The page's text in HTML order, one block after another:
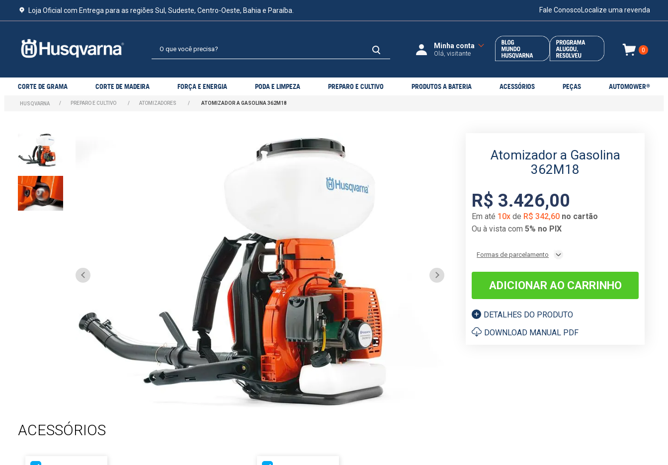
Loja Oficial com Entrega para as regiões Sul, Sudeste, Centro-Oeste, Bahia e Paraíba. Fale ConoscoLocalize uma revenda
Olá, visitante 0
CORTE DE GRAMA CORTE DE MADEIRA FORÇA E ENERGIA PODA E LIMPEZA PREPARO E CULTIVO PRODUTOS A BATERIA ACESSÓRIOS PEÇAS AUTOMOWER®
PREPARO E CULTIVO ATOMIZADORES ATOMIZADOR A GASOLINA 362M18
Atomizador a Gasolina
362M18
R$ 3.426,00
Em até 10x de R$ 342,60 no cartão
Ou à vista com5% no PIX
Formas de parcelamento
ADICIONAR AO CARRINHO
DETALHES DO PRODUTO
DOWNLOAD MANUAL PDF
ACESSÓRIOS